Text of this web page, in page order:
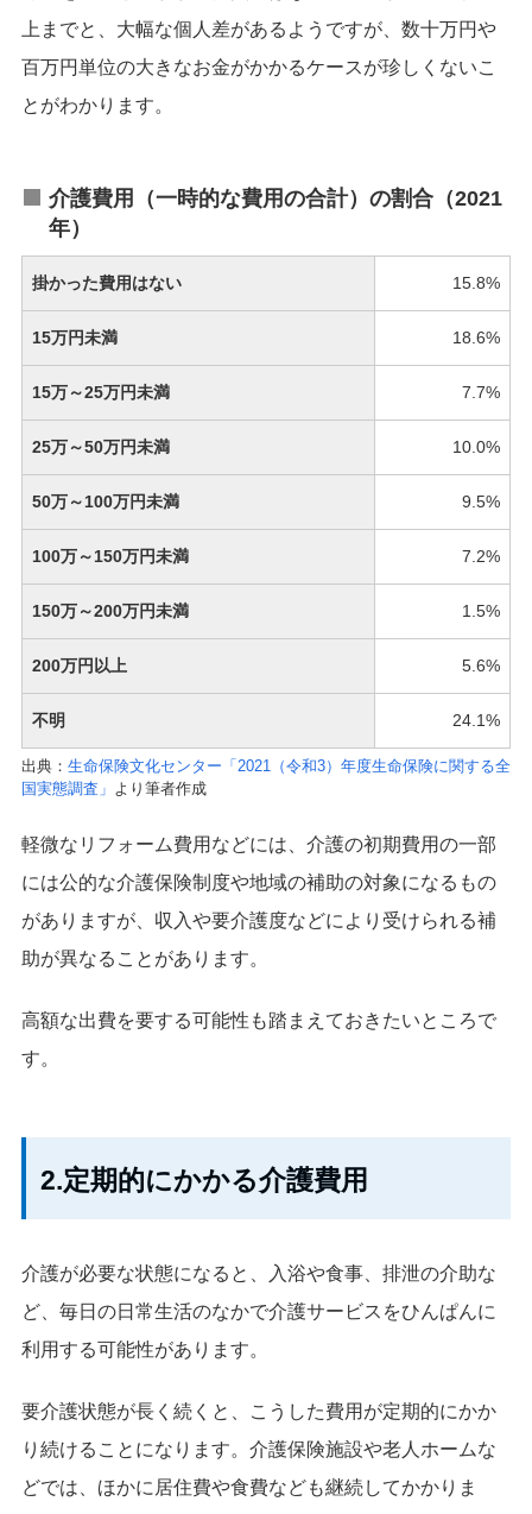
上までと、大幅な個人差があるようですが、数十万円や
百万円単位の大きなお金がかかるケースが珍しくないこ
とがわかります。
介護費用（一時的な費用の合計）の割合（2021
年）
掛かった費用はない 15.8%
15万円未満 18.6%
15万～25万円未満 7.7%
25万～50万円未満 10.0%
50万～100万円未満 9.5%
100万～150万円未満 7.2%
150万～200万円未満 1.5%
200万円以上 5.6%
不明 24.1%
出典： 生命保険文化センター「2021（令和3）年度生命保険に関する全
国実態調査」 より筆者作成
軽微なリフォーム費用などには、介護の初期費用の一部
には公的な介護保険制度や地域の補助の対象になるもの
がありますが、収入や要介護度などにより受けられる補
助が異なることがあります。
高額な出費を要する可能性も踏まえておきたいところで
す。
2.定期的にかかる介護費用
介護が必要な状態になると、入浴や食事、排泄の介助な
ど、毎日の日常生活のなかで介護サービスをひんぱんに
利用する可能性があります。
要介護状態が長く続くと、こうした費用が定期的にかか
り続けることになります。介護保険施設や老人ホームな
どでは、ほかに居住費や食費なども継続してかかりま